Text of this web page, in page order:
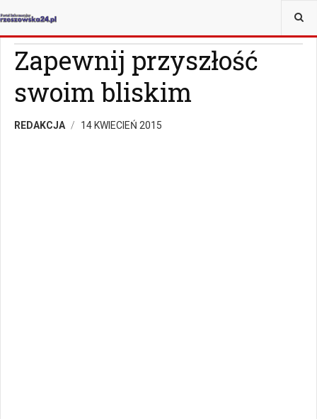
JESTEŚ TUTAJ:
Zapewnij przyszłość
swoim bliskim
REDAKCJA 14 KWIECIEŃ 2015